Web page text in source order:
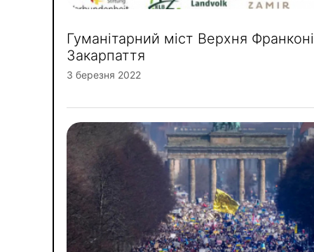
Гуманітарний міст Верхня
Закарпаття
3 березня 2022